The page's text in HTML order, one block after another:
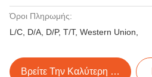
Όροι Πληρωμής:
L/C, D/A, D/P, T/T, Western Union,
Βρείτε Την Καλύτερη Τιμή